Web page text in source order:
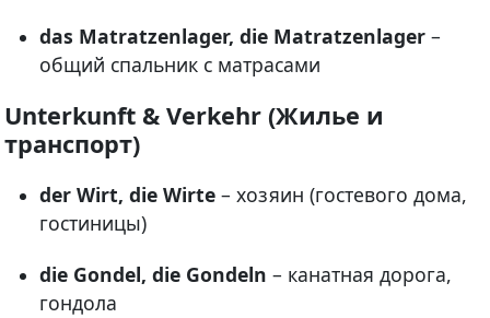
das Matratzenlager, die Matratzenlager –
общий спальник с матрасами
Unterkunft & Verkehr (Жилье и
транспорт)
der Wirt, die Wirte – хозяин (гостевого дома,
гостиницы)
die Gondel, die Gondeln – канатная дорога,
гондола